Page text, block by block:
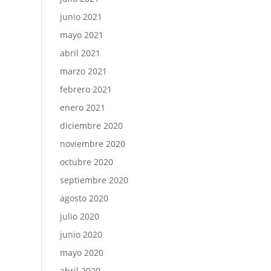
junio 2021
mayo 2021
abril 2021
marzo 2021
febrero 2021
enero 2021
diciembre 2020
noviembre 2020
octubre 2020
septiembre 2020
agosto 2020
julio 2020
junio 2020
mayo 2020